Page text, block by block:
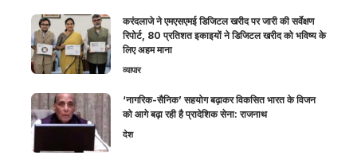
करंदलाजे ने एमएसएमई डिजिटल खरीद पर जारी की सर्वेक्षण
रिपोर्ट, 80 प्रतिशत इकाइयों ने डिजिटल खरीद को भविष्य के
लिए अहम माना
व्यापार
‘नागरिक-सैनिक’ सहयोग बढ़ाकर विकसित भारत के विजन
को आगे बढ़ा रही है प्रादेशिक सेना: राजनाथ
देश